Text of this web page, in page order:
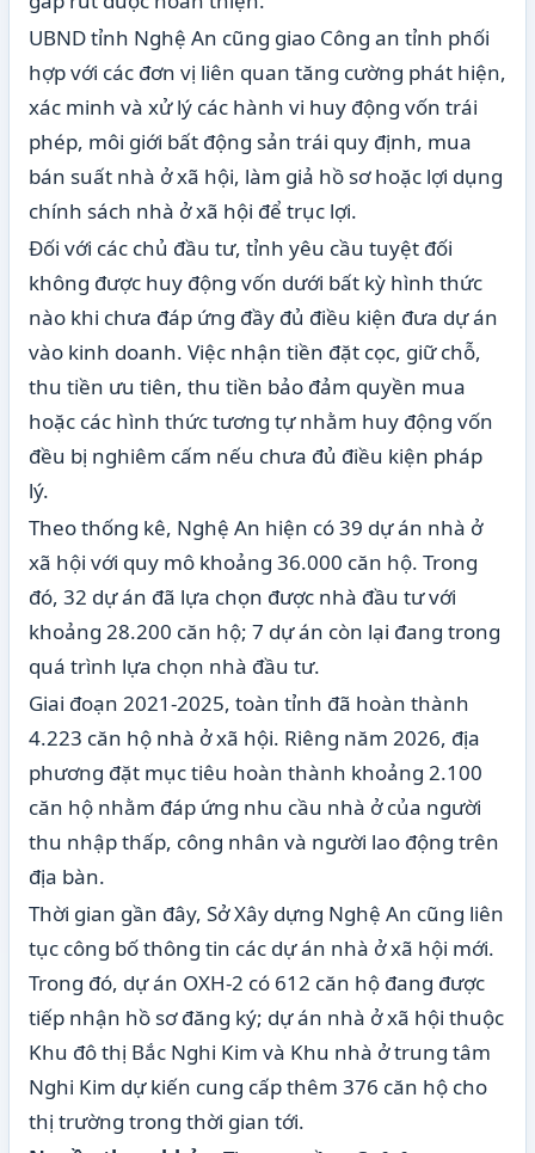
UBND tỉnh Nghệ An cũng giao Công an tỉnh phối
hợp với các đơn vị liên quan tăng cường phát hiện,
xác minh và xử lý các hành vi huy động vốn trái
phép, môi giới bất động sản trái quy định, mua
bán suất nhà ở xã hội, làm giả hồ sơ hoặc lợi dụng
chính sách nhà ở xã hội để trục lợi.
Đối với các chủ đầu tư, tỉnh yêu cầu tuyệt đối
không được huy động vốn dưới bất kỳ hình thức
nào khi chưa đáp ứng đầy đủ điều kiện đưa dự án
vào kinh doanh. Việc nhận tiền đặt cọc, giữ chỗ,
thu tiền ưu tiên, thu tiền bảo đảm quyền mua
hoặc các hình thức tương tự nhằm huy động vốn
đều bị nghiêm cấm nếu chưa đủ điều kiện pháp
lý.
Theo thống kê, Nghệ An hiện có 39 dự án nhà ở
xã hội với quy mô khoảng 36.000 căn hộ. Trong
đó, 32 dự án đã lựa chọn được nhà đầu tư với
khoảng 28.200 căn hộ; 7 dự án còn lại đang trong
quá trình lựa chọn nhà đầu tư.
Giai đoạn 2021-2025, toàn tỉnh đã hoàn thành
4.223 căn hộ nhà ở xã hội. Riêng năm 2026, địa
phương đặt mục tiêu hoàn thành khoảng 2.100
căn hộ nhằm đáp ứng nhu cầu nhà ở của người
thu nhập thấp, công nhân và người lao động trên
địa bàn.
Thời gian gần đây, Sở Xây dựng Nghệ An cũng liên
tục công bố thông tin các dự án nhà ở xã hội mới.
Trong đó, dự án OXH-2 có 612 căn hộ đang được
tiếp nhận hồ sơ đăng ký; dự án nhà ở xã hội thuộc
Khu đô thị Bắc Nghi Kim và Khu nhà ở trung tâm
Nghi Kim dự kiến cung cấp thêm 376 căn hộ cho
thị trường trong thời gian tới.